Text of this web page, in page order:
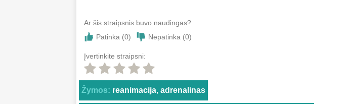
Ar šis straipsnis buvo naudingas?
Patinka (0) Nepatinka (0)
Įvertinkite straipsni:
Žymos: reanimacija, adrenalinas